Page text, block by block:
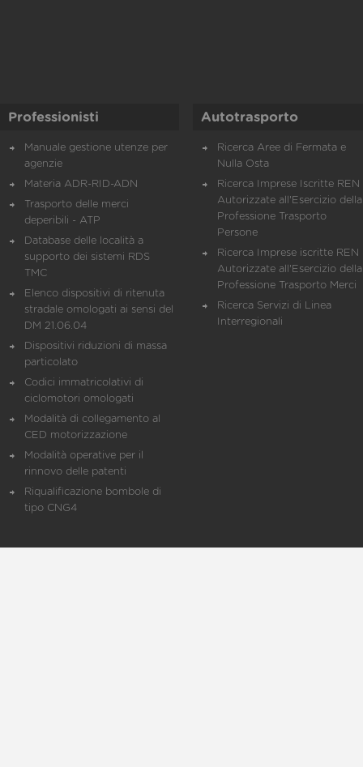
Professionisti
Manuale gestione utenze per
agenzie
Materia ADR-RID-ADN
Trasporto delle merci
deperibili - ATP
Database delle località a
supporto dei sistemi RDS
TMC
Elenco dispositivi di ritenuta
stradale omologati ai sensi del
DM 21.06.04
Dispositivi riduzioni di massa
particolato
Codici immatricolativi di
ciclomotori omologati
Modalità di collegamento al
CED motorizzazione
Modalità operative per il
rinnovo delle patenti
Riqualificazione bombole di
tipo CNG4
Autotrasporto
Ricerca Aree di Fermata e
Nulla Osta
Ricerca Imprese Iscritte REN
Autorizzate all'Esercizio della
Professione Trasporto
Persone
Ricerca Imprese iscritte REN
Autorizzate all'Esercizio della
Professione Trasporto Merci
Ricerca Servizi di Linea
Interregionali